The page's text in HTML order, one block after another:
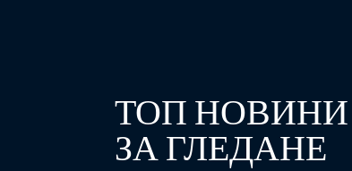
ТОП
ЗА ГЛЕДАНЕ